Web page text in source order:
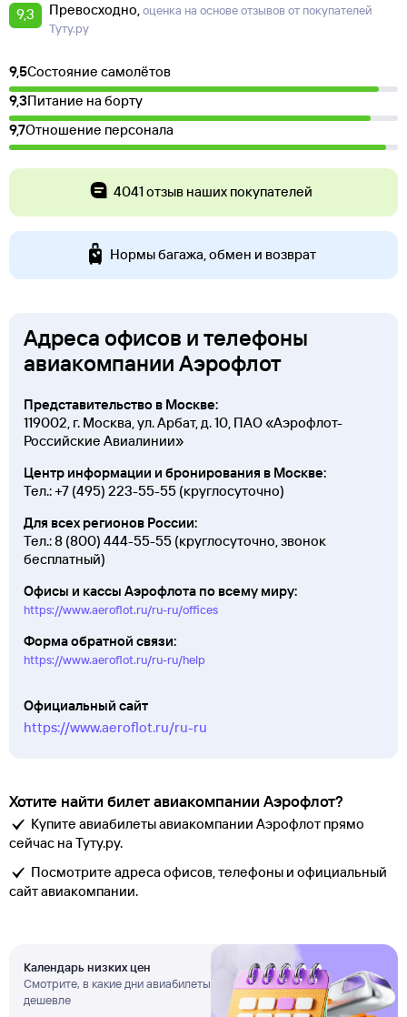
9,3 Превосходно оценка на основе отзывов от покупателей
Туту.ру
9,5Состояние самолётов
9,3Питание на борту
9,7Отношение персонала
4041 отзыв наших покупателей
Нормы багажа, обмен и возврат
Адреса офисов и телефоны
авиакомпании Аэрофлот
Представительство в Москве:
119002, г. Москва, ул. Арбат, д. 10, ПАО «Аэрофлот-
Российские Авиалинии»
Центр информации и бронирования в Москве:
Тел.:+7 (495) 223-55-55 (круглосуточно)
Для всех регионов России:
Тел.:8 (800) 444-55-55 (круглосуточно, звонок
бесплатный)
Офисы и кассы Аэрофлота по всему миру:
https://www.aeroflot.ru/ru-ru/offices
Форма обратной связи:
https://www.aeroflot.ru/ru-ru/help
Официальный сайт
https://www.aeroflot.ru/ru-ru
Хотите найти билет авиакомпании Аэрофлот?
Купите авиабилеты авиакомпании Аэрофлот прямо
сейчас на Туту.ру.
Посмотрите адреса офисов, телефоны и официальный
сайт авиакомпании.
Календарь низких цен
Смотрите, в какие дни авиабилеты
дешевле